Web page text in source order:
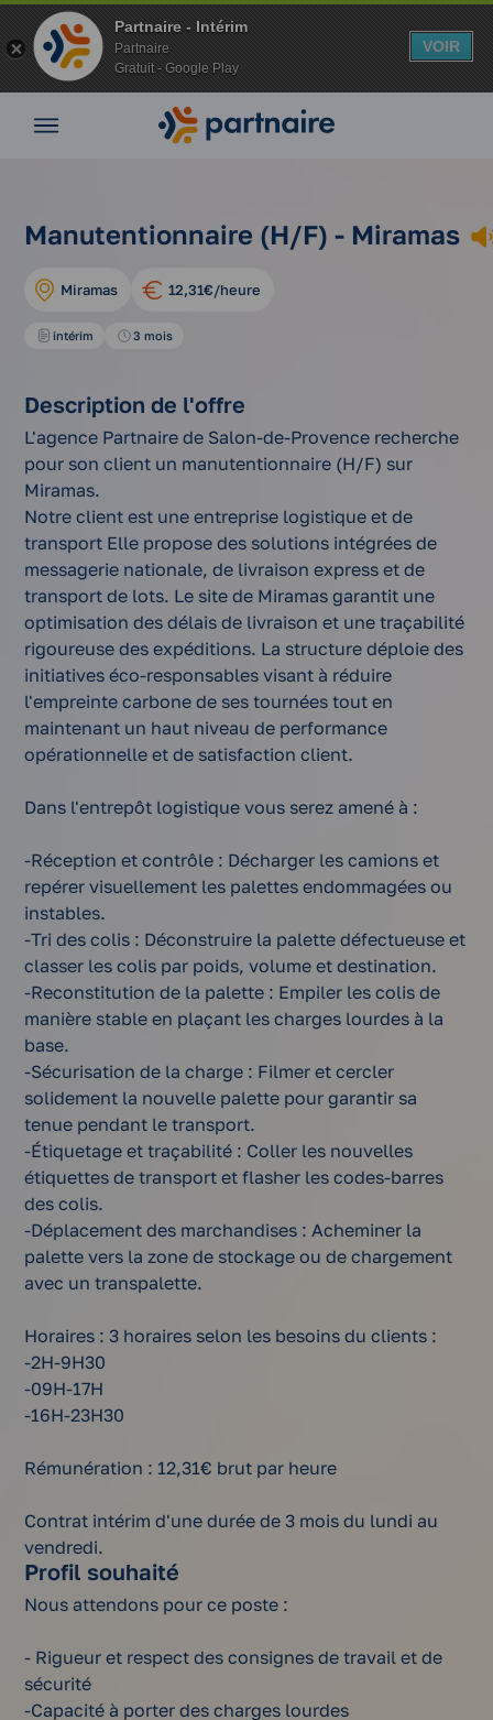
Partnaire - Intérim
Partnaire
Gratuit - Google Play
VOIR
Nos
Vos
avantages
Nos
conseils
Espace
compte
Accueiloffres
manutentionnaire
(h/f)
Manutentionnaire (H/F) - Miramas
Miramas 12,31€/heure
intérim 3 mois
Description de l'offre
L'agence Partnaire de Salon-de-Provence recherche
pour son client un manutentionnaire (H/F) sur
Miramas.
Notre client est une entreprise logistique et de
transport Elle propose des solutions intégrées de
messagerie nationale, de livraison express et de
transport de lots. Le site de Miramas garantit une
optimisation des délais de livraison et une traçabilité
rigoureuse des expéditions. La structure déploie des
initiatives éco-responsables visant à réduire
l'empreinte carbone de ses tournées tout en
maintenant un haut niveau de performance
opérationnelle et de satisfaction client.
Dans l'entrepôt logistique vous serez amené à :
-Réception et contrôle : Décharger les camions et
repérer visuellement les palettes endommagées ou
instables.
-Tri des colis : Déconstruire la palette défectueuse et
classer les colis par poids, volume et destination.
-Reconstitution de la palette : Empiler les colis de
manière stable en plaçant les charges lourdes à la
base.
-Sécurisation de la charge : Filmer et cercler
solidement la nouvelle palette pour garantir sa
tenue pendant le transport.
-Étiquetage et traçabilité : Coller les nouvelles
étiquettes de transport et flasher les codes-barres
des colis.
-Déplacement des marchandises : Acheminer la
palette vers la zone de stockage ou de chargement
avec un transpalette.
Horaires : 3 horaires selon les besoins du clients :
-2H-9H30
-09H-17H
-16H-23H30
Rémunération : 12,31€ brut par heure
Contrat intérim d'une durée de 3 mois du lundi au
vendredi.
Profil souhaité
Nous attendons pour ce poste :
- Rigueur et respect des consignes de travail et de
sécurité
-Capacité à porter des charges lourdes